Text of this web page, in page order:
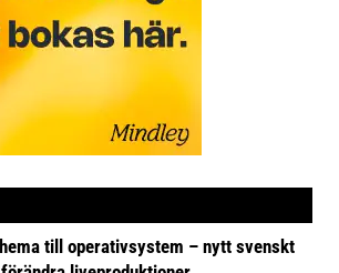
till operativsystem – nytt svenskt